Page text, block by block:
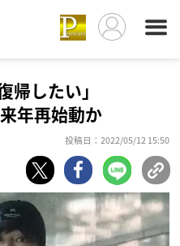
帰したい」
年再始動か
投稿日：2022/05/12 15:50